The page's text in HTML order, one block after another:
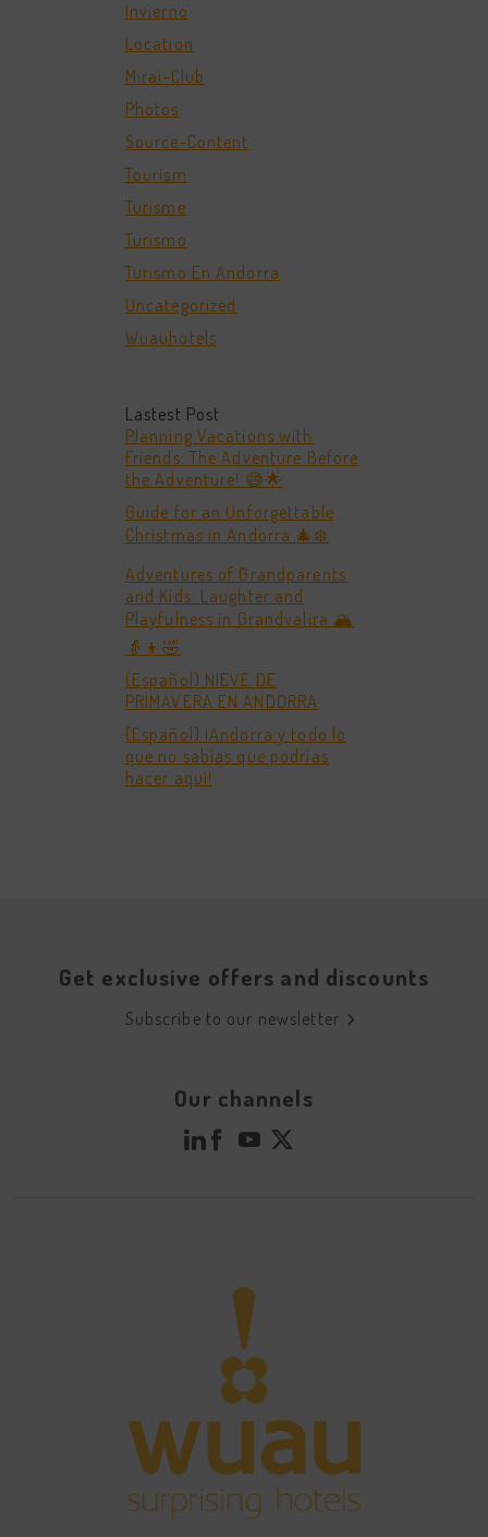
Invierno
Location
Mirai-Club
Photos
Source-Content
Tourism
Turisme
Turismo
Turismo En Andorra
Uncategorized
Wuauhotels
Lastest Post
Planning Vacations with
Friends: The Adventure Before
the Adventure! 😅🌟
Guide for an Unforgettable
Christmas in Andorra 🎄❄️
Adventures of Grandparents
and Kids: Laughter and
Playfulness in Grandvalira 🏔️
👵👦🤣
(Español) NIEVE DE
PRIMAVERA EN ANDORRA
(Español) ¡Andorra y todo lo
que no sabías que podrías
hacer aquí!
Get exclusive offers and discounts
Subscribe to our newsletter
Our channels